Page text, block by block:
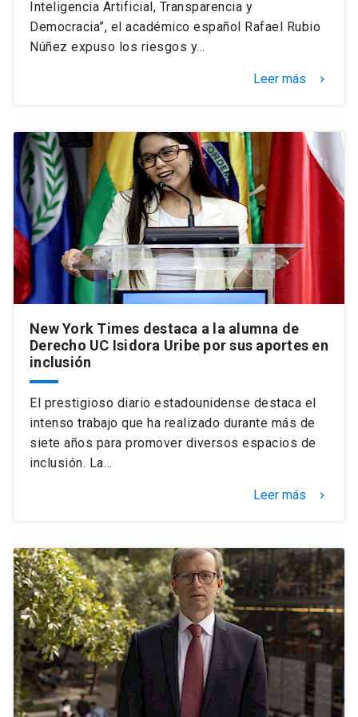
Inteligencia Artificial, Transparencia y
Democracia”, el académico español Rafael Rubio
Núñez expuso los riesgos y…
Leer más keyboard_arrow_right
New York Times destaca a la alumna de
Derecho UC Isidora Uribe por sus aportes en
inclusión
El prestigioso diario estadounidense destaca el
intenso trabajo que ha realizado durante más de
siete años para promover diversos espacios de
inclusión. La…
Leer más keyboard_arrow_right